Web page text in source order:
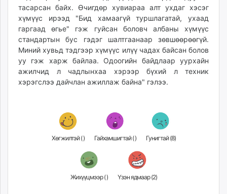
тасарсан байх. Өчигдөр хувиараа алт ухдаг хэсэг
хүмүүс ирээд "Бид хамаагүй туршлагатай, ухаад
гаргаад өгье" гэж гуйсан боловч албаны хүмүүс
стандартын бус гэдэг шалтгаанаар зөвшөөрөөгүй.
Миний хувьд тэдгээр хүмүүс илүү чадах байсан болов
уу гэж харж байлаа. Одоогийн байдлаар уурхайн
ажилчид л чадлынхаа хэрээр бүхий л техник
хэрэгслээ дайчлан ажиллаж байна" гэлээ.
Хөгжилтэй () Гайхамшигтай () Гунигтай (8)
Жихүүцмээр () Үзэн ядмаар (2)